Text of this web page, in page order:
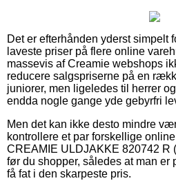
Det er efterhånden yderst simpelt
laveste priser på flere online
massevis af Creamie webshops
reducere salgspriserne på en
juniorer, men ligeledes til herrer
endda nogle gange yde gebyrfri
Men det kan ikke desto mindre
kontrollere et par forskellige
CREAMIE ULDJAKKE 820742 R
før du shopper, således at man er
få fat i den skarpeste pris.